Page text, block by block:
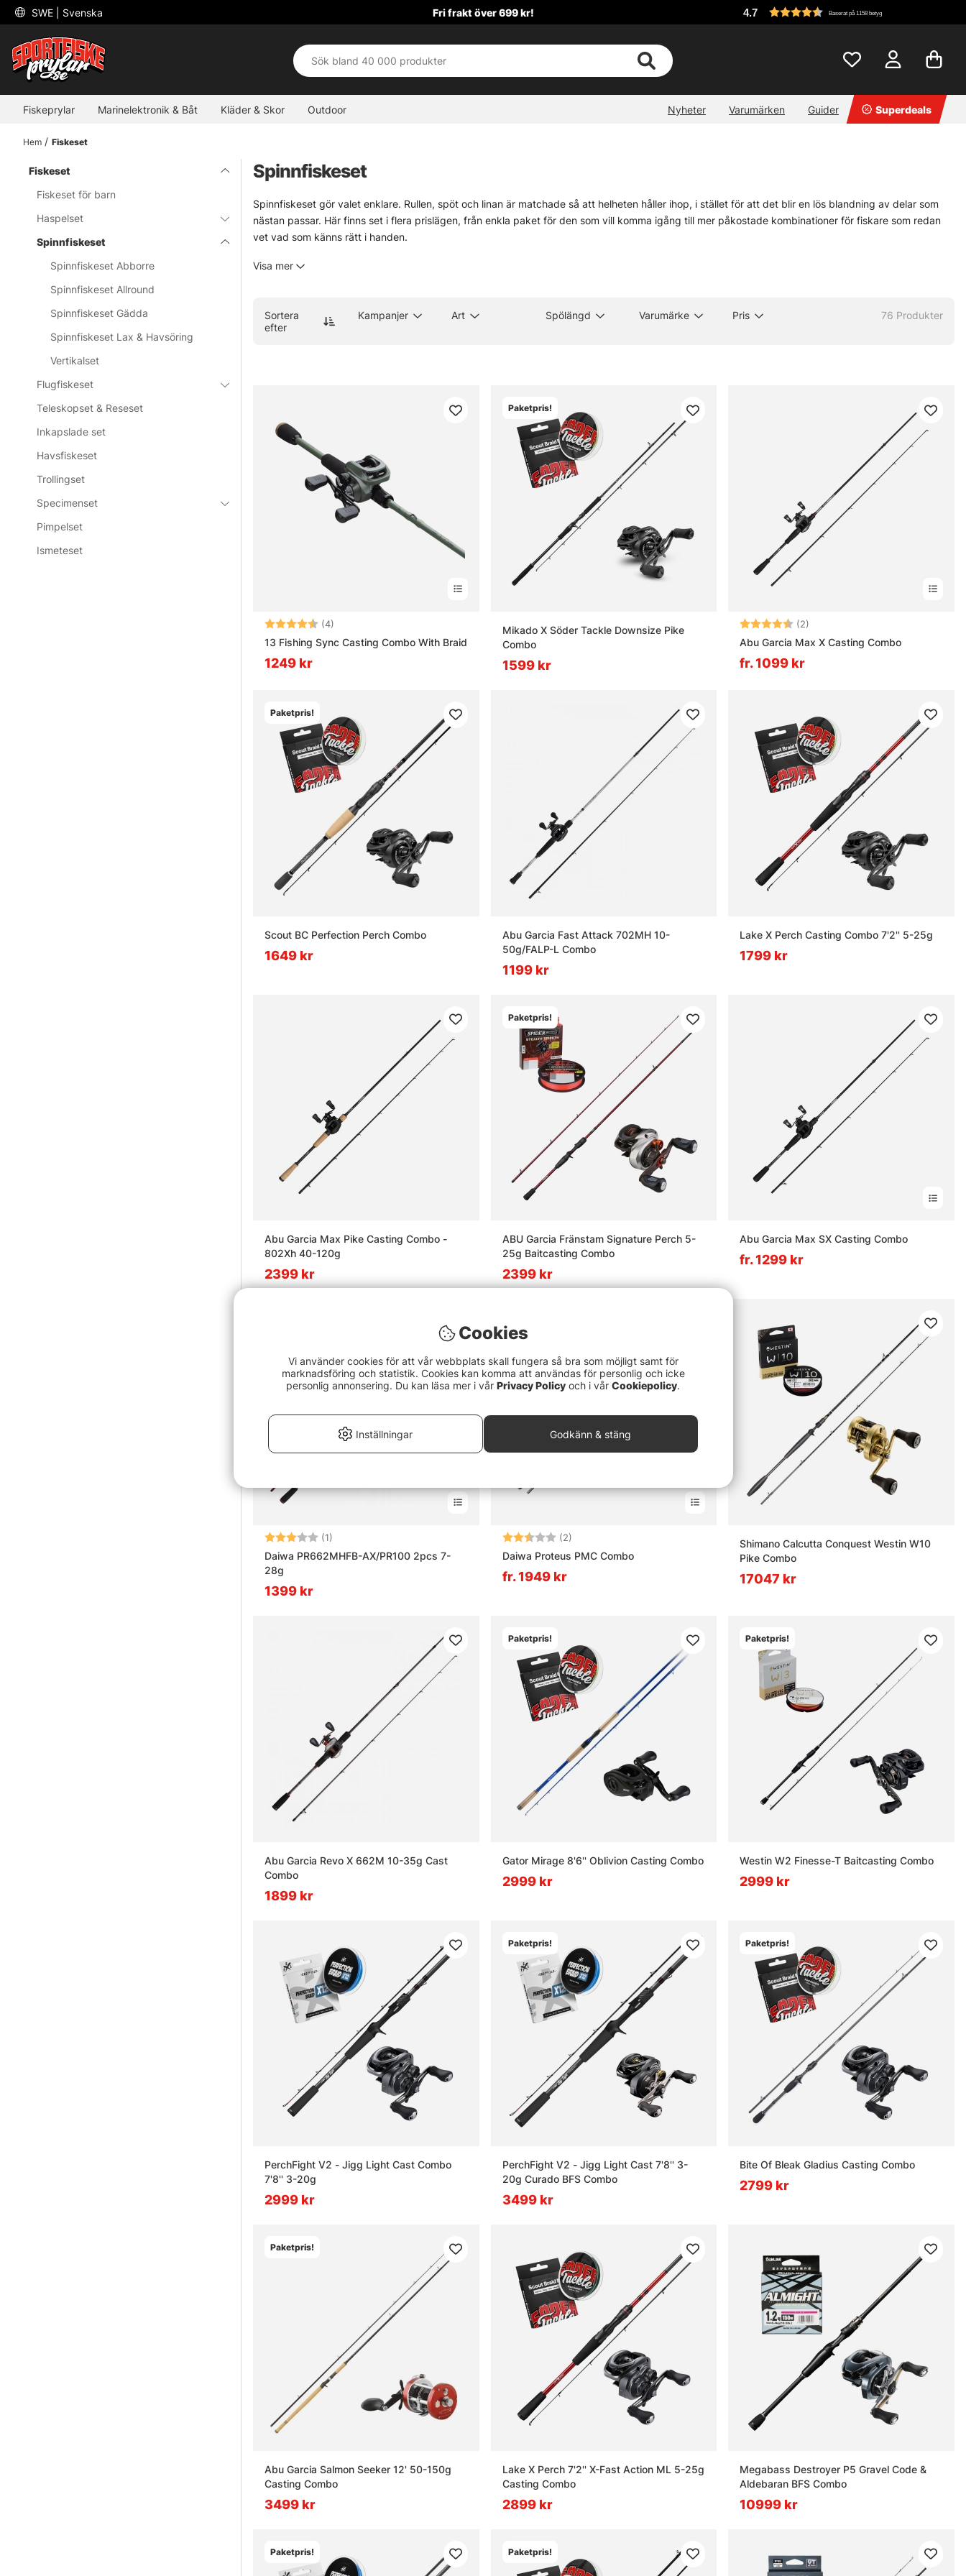
SWE | Svenska Fri frakt över 699 kr! 4.7 Baserat på 1158 betyg
Fiskeprylar Marinelektronik & Båt Kläder & Skor Outdoor Nyheter Varumärken Guider Superdeals
Hem Fiskeset
Fiskeset
Fiskeset för barn
Haspelset
Spinnfiskeset
Spinnfiskeset Abborre
Spinnfiskeset Allround
Spinnfiskeset Gädda
Spinnfiskeset Lax & Havsöring
Vertikalset
Flugfiskeset
Teleskopset & Reseset
Inkapslade set
Havsfiskeset
Trollingset
Specimenset
Pimpelset
Ismeteset
Spinnfiskeset
Spinnfiskeset gör valet enklare. Rullen, spöt och linan är matchade så att helheten håller ihop, i stället för att det blir en lös blandning av delar som
nästan passar. Här finns set i flera prislägen, från enkla paket för den som vill komma igång till mer påkostade kombinationer för fiskare som redan
vet vad som känns rätt i handen.
allround-set för dig som vill ha ett lite bredare spann, med högre kastvikt och nog med kraft för lättare gäddfiske. Inte spetsigt på en enda sak, men
brukar märkas. Färre missar i balansen, bättre känsla vid kast, mindre gissningslek. Små saker, men de gör skillnad när vattnet väl ligger där och
Vanliga frågor om spinnfiskeset
Vad är ett spinnfiskeset?
Vad är ett allround-set?
Vad är fördelen med att välja ett färdigt set?
Visa mer
Sortera
efter
Kampanjer Art Spölängd Varumärke Pris 76 Produkter
Betyg: (4)
13 Fishing Sync Casting Combo With Braid
1249 kr
Paketpris!
Mikado X Söder Tackle Downsize Pike
Combo
1599 kr
Betyg: (2)
Abu Garcia Max X Casting Combo
fr. 1099 kr
Paketpris!
Scout BC Perfection Perch Combo
1649 kr
Abu Garcia Fast Attack 702MH 10-
50g/FALP-L Combo
1199 kr
Lake X Perch Casting Combo 7'2'' 5-25g
1799 kr
Abu Garcia Max Pike Casting Combo -
802Xh 40-120g
2399 kr
Paketpris!
ABU Garcia Fränstam Signature Perch 5-
25g Baitcasting Combo
2399 kr
Abu Garcia Max SX Casting Combo
fr. 1299 kr
Betyg: (1)
Daiwa PR662MHFB-AX/PR100 2pcs 7-
28g
1399 kr
Betyg: (2)
Daiwa Proteus PMC Combo
fr. 1949 kr
Shimano Calcutta Conquest Westin W10
Pike Combo
17047 kr
Abu Garcia Revo X 662M 10-35g Cast
Combo
1899 kr
Paketpris!
Gator Mirage 8'6'' Oblivion Casting Combo
2999 kr
Paketpris!
Westin W2 Finesse-T Baitcasting Combo
2999 kr
PerchFight V2 - Jigg Light Cast Combo
7'8'' 3-20g
2999 kr
Paketpris!
PerchFight V2 - Jigg Light Cast 7'8'' 3-
20g Curado BFS Combo
3499 kr
Paketpris!
Bite Of Bleak Gladius Casting Combo
2799 kr
Paketpris!
Abu Garcia Salmon Seeker 12' 50-150g
Casting Combo
3499 kr
Lake X Perch 7'2'' X-Fast Action ML 5-25g
Casting Combo
2899 kr
Megabass Destroyer P5 Gravel Code &
Aldebaran BFS Combo
10999 kr
Paketpris! Paketpris!
Cookies
Vi använder cookies för att vår webbplats skall fungera så bra som möjligt samt för
marknadsföring och statistik. Cookies kan komma att användas för personlig och icke
personlig annonsering. Du kan läsa mer i vår Privacy Policy och i vår Cookiepolicy.
Inställningar Godkänn & stäng